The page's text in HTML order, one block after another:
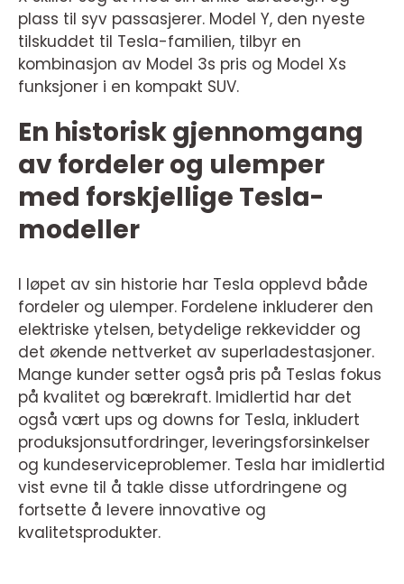
plass til syv passasjerer. Model Y, den nyeste
tilskuddet til Tesla-familien, tilbyr en
kombinasjon av Model 3s pris og Model Xs
funksjoner i en kompakt SUV.
En historisk gjennomgang
av fordeler og ulemper
med forskjellige Tesla-
modeller
I løpet av sin historie har Tesla opplevd både
fordeler og ulemper. Fordelene inkluderer den
elektriske ytelsen, betydelige rekkevidder og
det økende nettverket av superladestasjoner.
Mange kunder setter også pris på Teslas fokus
på kvalitet og bærekraft. Imidlertid har det
også vært ups og downs for Tesla, inkludert
produksjonsutfordringer, leveringsforsinkelser
og kundeserviceproblemer. Tesla har imidlertid
vist evne til å takle disse utfordringene og
fortsette å levere innovative og
kvalitetsprodukter.